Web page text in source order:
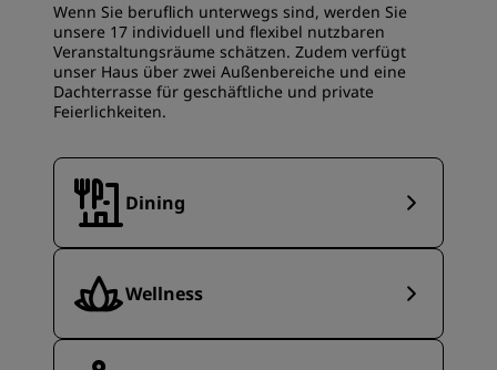
Wenn Sie beruflich unterwegs sind, werden Sie
unsere 17 individuell und flexibel nutzbaren
Veranstaltungsräume schätzen. Zudem verfügt
unser Haus über zwei Außenbereiche und eine
Dachterrasse für geschäftliche und private
Feierlichkeiten.
Dining
Wellness